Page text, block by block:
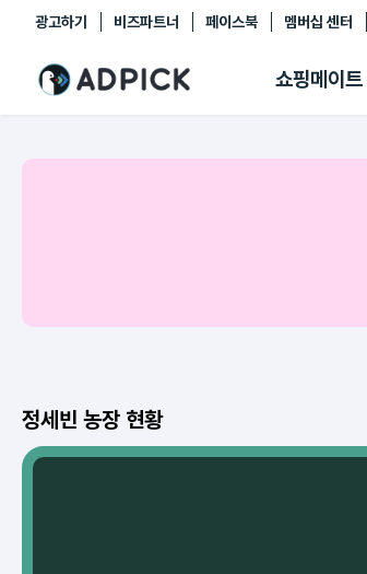
광고하기 비즈파트너 페이스북 멤버십 센터
쇼핑메이트
추천상품
쇼핑 에이전트
링크관리
정세빈 농장 현황